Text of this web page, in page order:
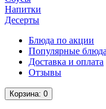
Напитки
Десерты
Блюда по акции
Популярные блюда
Доставка и оплата
Отзывы
Корзина: 0